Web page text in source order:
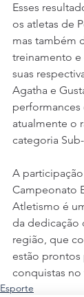
Esses
os atletas de
mas também
treinamento
suas
Agatha e
atualmente o
categoria
A
Campeonato
Atletismo é
da dedicação
região, que
estão prontos
conquistas no
Esporte